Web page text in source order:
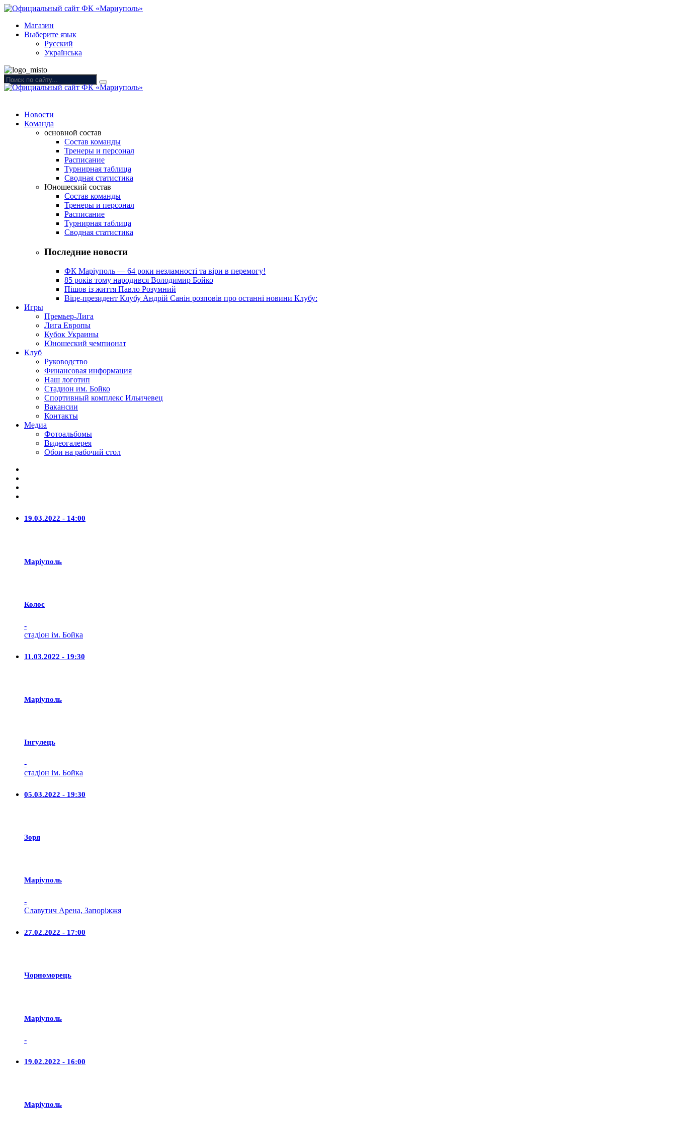
Магазин
Выберите язык
Русский
Українська
Новости
Команда
основной состав
Состав команды
Тренеры и персонал
Расписание
Турнирная таблица
Сводная статистика
Юношеский состав
Состав команды
Тренеры и персонал
Расписание
Турнирная таблица
Сводная статистика
Последние новости
ФК Маріуполь — 64 роки незламності та віри в перемогу!
85 років тому народився Володимир Бойко
Пішов із життя Павло Розумний
Віце-президент Клубу Андрій Санін розповів про останні новини Клубу:
Игры
Премьер-Лига
Лига Европы
Кубок Украины
Юношеский чемпионат
Клуб
Руководство
Финансовая информация
Наш логотип
Стадион им. Бойко
Спортивный комплекс Ильичевец
Вакансии
Контакты
Медиа
Фотоальбомы
Видеогалерея
Обои на рабочий стол
19.03.2022 - 14:00
Маріуполь
Колос
-
стадіон ім. Бойка
11.03.2022 - 19:30
Маріуполь
Iнгулець
-
стадіон ім. Бойка
05.03.2022 - 19:30
Зоря
Маріуполь
-
Славутич Арена, Запоріжжя
27.02.2022 - 17:00
Чорноморець
Маріуполь
-
19.02.2022 - 16:00
Маріуполь